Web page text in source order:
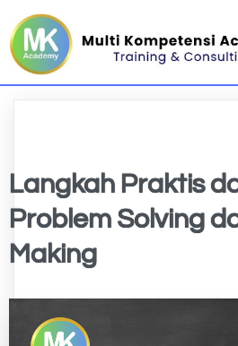
Langkah Praktis
Problem Solving
Making